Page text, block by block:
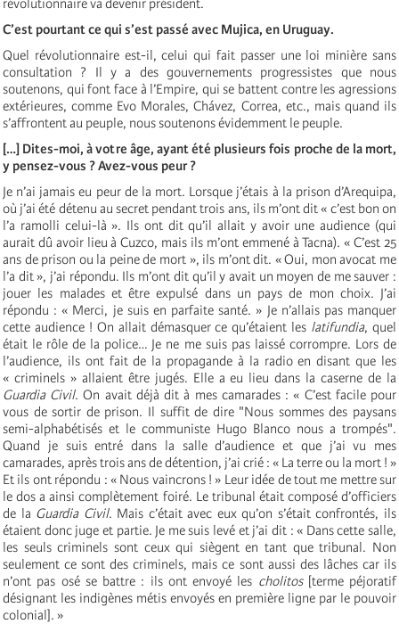
révolutionnaire va devenir président.
C’est pourtant ce qui s’est passé avec Mujica, en Uruguay.
Quel révolutionnaire est-il, celui qui fait passer une loi minière sans
consultation ? Il y a des gouvernements progressistes que nous
soutenons, qui font face à l’Empire, qui se battent contre les agressions
extérieures, comme Evo Morales, Chávez, Correa, etc., mais quand ils
s’affrontent au peuple, nous soutenons évidemment le peuple.
[…] Dites-moi, à votre âge, ayant été plusieurs fois proche de la mort,
y pensez-vous ? Avez-vous peur ?
Je n’ai jamais eu peur de la mort. Lorsque j’étais à la prison d’Arequipa,
où j’ai été détenu au secret pendant trois ans, ils m’ont dit « c’est bon on
l’a ramolli celui-là ». Ils ont dit qu’il allait y avoir une audience (qui
aurait dû avoir lieu à Cuzco, mais ils m’ont emmené à Tacna). « C’est 25
ans de prison ou la peine de mort », ils m’ont dit. « Oui, mon avocat me
l’a dit », j’ai répondu. Ils m’ont dit qu’il y avait un moyen de me sauver :
jouer les malades et être expulsé dans un pays de mon choix. J’ai
répondu : « Merci, je suis en parfaite santé. » Je n’allais pas manquer
cette audience ! On allait démasquer ce qu’étaient les latifundia, quel
était le rôle de la police… Je ne me suis pas laissé corrompre. Lors de
l’audience, ils ont fait de la propagande à la radio en disant que les
« criminels » allaient être jugés. Elle a eu lieu dans la caserne de la
Guardia Civil. On avait déjà dit à mes camarades : « C’est facile pour
vous de sortir de prison. Il suffit de dire "Nous sommes des paysans
semi-alphabétisés et le communiste Hugo Blanco nous a trompés".
Quand je suis entré dans la salle d’audience et que j’ai vu mes
camarades, après trois ans de détention, j’ai crié : « La terre ou la mort ! »
Et ils ont répondu : « Nous vaincrons ! » Leur idée de tout me mettre sur
le dos a ainsi complètement foiré. Le tribunal était composé d’officiers
de la Guardia Civil. Mais c’était avec eux qu’on s’était confrontés, ils
étaient donc juge et partie. Je me suis levé et j’ai dit : « Dans cette salle,
les seuls criminels sont ceux qui siègent en tant que tribunal. Non
seulement ce sont des criminels, mais ce sont aussi des lâches car ils
n’ont pas osé se battre : ils ont envoyé les cholitos [terme péjoratif
désignant les indigènes métis envoyés en première ligne par le pouvoir
colonial]. »